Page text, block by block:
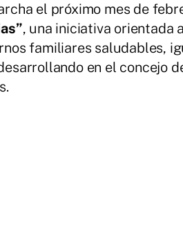
el próximo mes de
, una iniciativa orientada
familiares saludables,
en el concejo